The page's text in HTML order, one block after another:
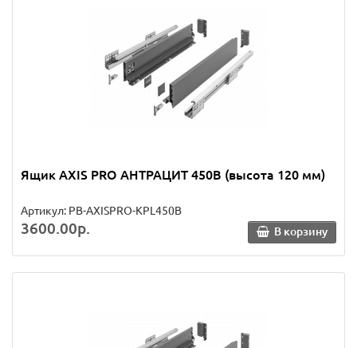
Ящик AXIS PRO АНТРАЦИТ 450B (высота 120 мм)
Артикул: PB-AXISPRO-KPL450B
3600.00р. В корзину